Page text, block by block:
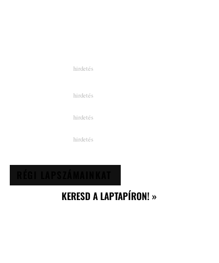
KERESD A LAPTAPÍRON! »